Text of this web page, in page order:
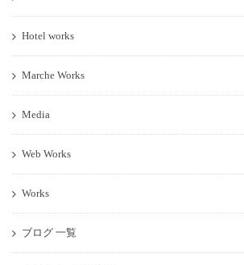
Hotel works
Marche Works
Media
Web Works
Works
ブログ 一覧